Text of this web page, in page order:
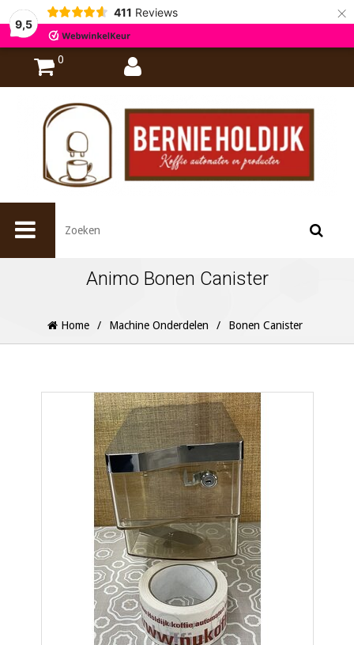
9,5
411 Reviews ×
0
Animo Bonen Canister
Home / Machine Onderdelen / Bonen Canister